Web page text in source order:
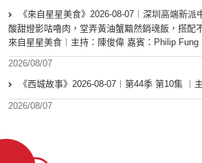
《來自星星美食》2026-08-07︱深圳高端新派
酸甜燈影咕嚕肉，堂弄黃油蟹黯然銷魂飯，搭配
來自星星美食︱主持：陳俊偉 嘉賓：Philip Fung
2026/08/07
《西城故事》2026-08-07︱第44季 第10集 ︱
2026/08/07